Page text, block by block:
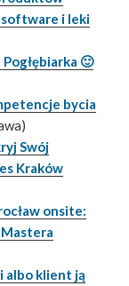
software i leki
🙂
bycia
Swój
Kraków
onsite:
albo klient ją